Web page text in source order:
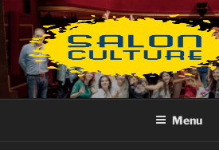
Aller
au
contenu
principal
Menu